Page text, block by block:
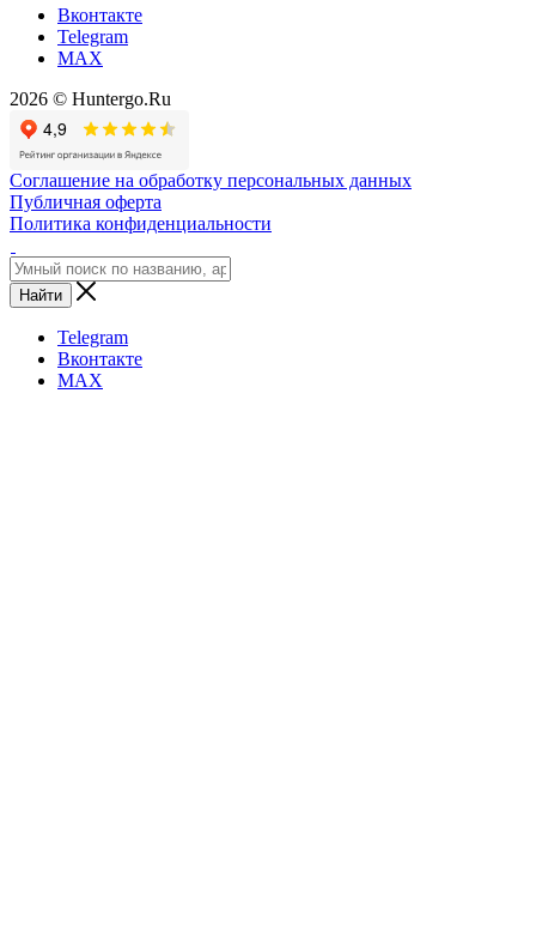
Вконтакте
Telegram
MAX
2026 © Huntergo.Ru
Соглашение на обработку персональных данных
Публичная оферта
Политика конфиденциальности
Найти
Telegram
Вконтакте
MAX